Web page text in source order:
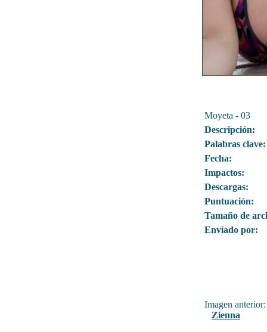
Moyeta - 03
Descripción:
Palabras clave:
Fecha:
Impactos:
Descargas:
Puntuación:
Tamaño de
Envíado por:
Imagen anterior:
Zienna